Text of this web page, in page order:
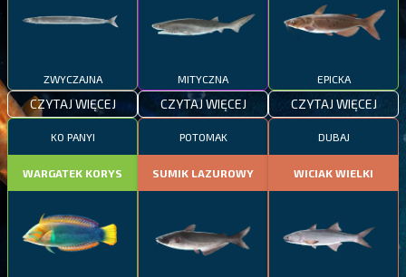
ZWYCZAJNA
CZYTAJ WIĘCEJ
MITYCZNA
CZYTAJ WIĘCEJ
EPICKA
CZYTAJ WIĘCEJ
KO PANYI
WARGATEK KORYS
POTOMAK
SUMIK LAZUROWY
DUBAJ
WICIAK WIELKI